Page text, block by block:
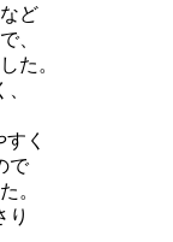
ど
、
た。
く
で
。
り